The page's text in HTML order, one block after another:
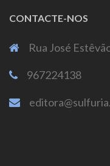
CONTACTE-NOS
Rua José
967224138